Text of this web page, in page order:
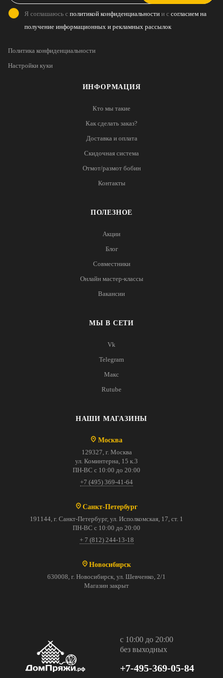
ИНФОРМАЦИЯ
Кто мы такие
Как сделать заказ?
Доставка и оплата
Скидочная система
Отмот/размот бобин
Контакты
ПОЛЕЗНОЕ
Акции
Блог
Совместники
Онлайн мастер-классы
Вакансии
МЫ В СЕТИ
Vk
Telegram
Макс
Rutube
НАШИ МАГАЗИНЫ
Москва
129327, г. Москва
ул. Коминтерна, 15 к.3
ПН-ВС с 10:00 до 20:00
+7 (495) 369-41-64
Санкт-Петербург
191144, г. Санкт-Петербург, ул. Исполкомская, 17, ст. 1
ПН-ВС с 10:00 до 20:00
+ 7 (812) 244-13-18
Новосибирск
630008, г. Новосибирск, ул. Шевченко, 2/1
Магазин закрыт
с 10:00 до 20:00
без выходных
+7-495-369-05-84
Я соглашаюсь с политикой конфиденциальности и с согласием на
получение информационных и рекламных рассылок
Политика конфиденциальности
Настройки куки